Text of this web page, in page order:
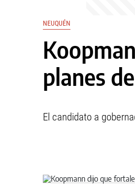
NEUQUÉN
planes
El candidato a